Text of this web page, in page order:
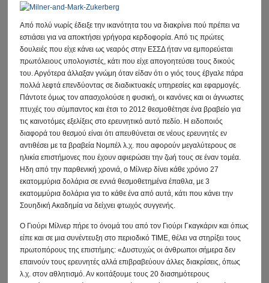
Από πολύ νωρίς έδειξε την ικανότητα του να διακρίνει πού πρέπει να
εστιάσει για να αποκτήσει γρήγορα κερδοφορία. Από τις πρώτες
δουλειές που είχε κάνει ως νεαρός στην ΕΣΣΔ ήταν να εμπορεύεται
πρωτόλειους υπολογιστές, κάτι που είχε απογοητεύσει τους δικούς
του. Αργότερα άλλαξαν γνώμη όταν είδαν ότι ο γιός τους έβγαλε πάρα
πολλά λεφτά επενδύοντας σε διαδικτυακές υπηρεσίες και εφαρμογές.
Πάντοτε όμως τον απασχολούσε η φυσική, οι κανόνες και οι άγνωστες
πτυχές του σύμπαντος και έτσι το 2012 θεσμοθέτησε ένα βραβείο για
τις καινοτόμες εξελίξεις στο ερευνητικό αυτό πεδίο. Η ειδοποιός
διαφορά του θεσμού είναι ότι απευθύνεται σε νέους ερευνητές εν
αντιθέσει με τα βραβεία Νομπέλ λ.χ. που αφορούν μεγαλύτερους σε
ηλικία επιστήμονες που έχουν αφιερώσει την ζωή τους σε έναν τομέα.
Ηδη από την παρθενική χρονιά, ο Μίλνερ δίνει κάθε χρόνιο 27
εκατομμύρια δολάρια σε εννιά θεσμοθετημένα έπαθλα, με 3
εκατομμύρια δολάρια για το κάθε ένα από αυτά, κάτι που κάνει την
Σουηδική Ακαδημία να δείχνει φτωχός συγγενής.
Ο Γιούρι Μίλνερ πήρε το όνομά του από τον Γιούρι Γκαγκάριν και όπως
είπε και σε μια συνέντευξη στο περιοδικό ΤΙΜΕ, θέλει να στηρίξει τους
πρωτοπόρους της επιστήμης: «Δυστυχώς οι άνθρωποι σήμερα δεν
επαινούν τους ερευνητές αλλά επιβραβεύουν άλλες διακρίσεις, όπως
λ.χ. στον αθλητισμό. Αν κοιτάξουμε τους 20 διασημότερους